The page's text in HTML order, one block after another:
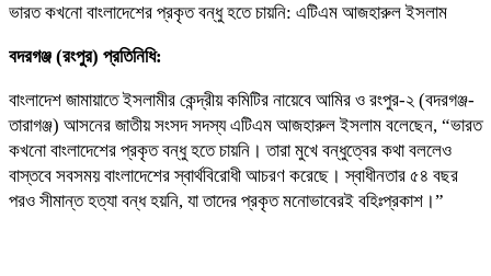
ভারত কখনো বাংলাদেশের প্রকৃত বন্ধু হতে চায়নি: এটিএম আজহারুল ইসলাম
বদরগঞ্জ (রংপুর) প্রতিনিধি:
বাংলাদেশ জামায়াতে ইসলামীর কেন্দ্রীয় কমিটির নায়েবে আমির ও রংপুর-২ (বদরগঞ্জ-
তারাগঞ্জ) আসনের জাতীয় সংসদ সদস্য এটিএম আজহারুল ইসলাম বলেছেন, “ভারত
কখনো বাংলাদেশের প্রকৃত বন্ধু হতে চায়নি। তারা মুখে বন্ধুত্বের কথা বললেও
বাস্তবে সবসময় বাংলাদেশের স্বার্থবিরোধী আচরণ করেছে। স্বাধীনতার ৫৪ বছর
পরও সীমান্ত হত্যা বন্ধ হয়নি, যা তাদের প্রকৃত মনোভাবেরই বহিঃপ্রকাশ।”